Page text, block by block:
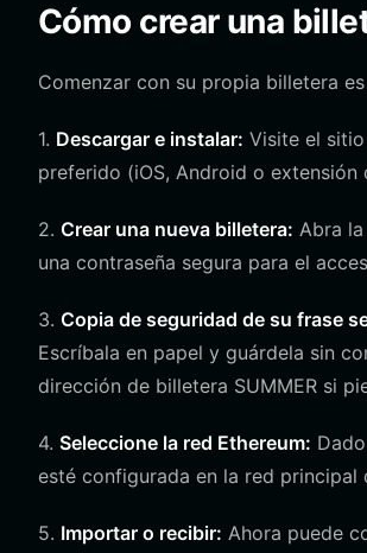
Cómo crear una
Comenzar con su propia billetera
1. Descargar e instalar: Visite el
preferido (iOS, Android o extensión
2. Crear una nueva billetera: Abra
una contraseña segura para el
3. Copia de seguridad de su frase
Escríbala en papel y guárdela sin
dirección de billetera SUMMER si
4. Seleccione la red Ethereum:
esté configurada en la red principal
5. Importar o recibir: Ahora puede